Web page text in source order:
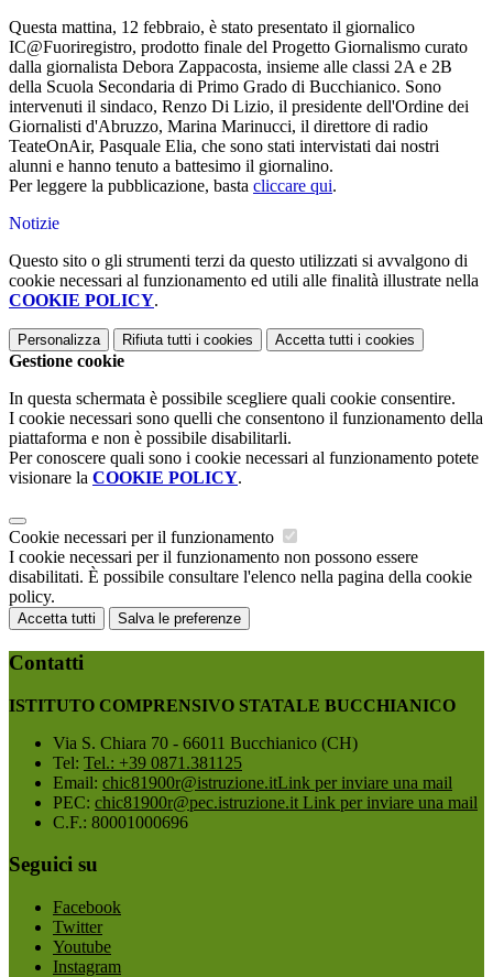
Questa mattina, 12 febbraio, è stato presentato il giornalico
IC@Fuoriregistro, prodotto finale del Progetto Giornalismo curato
dalla giornalista Debora Zappacosta, insieme alle classi 2A e 2B
della Scuola Secondaria di Primo Grado di Bucchianico. Sono
intervenuti il sindaco, Renzo Di Lizio, il presidente dell'Ordine dei
Giornalisti d'Abruzzo, Marina Marinucci, il direttore di radio
TeateOnAir, Pasquale Elia, che sono stati intervistati dai nostri
alunni e hanno tenuto a battesimo il giornalino.
Per leggere la pubblicazione, basta cliccare qui.
Notizie
Questo sito o gli strumenti terzi da questo utilizzati si avvalgono di
cookie necessari al funzionamento ed utili alle finalità illustrate nella
COOKIE POLICY.
Personalizza Rifiuta tutti i cookies Accetta tutti i cookies
Gestione cookie
In questa schermata è possibile scegliere quali cookie consentire.
I cookie necessari sono quelli che consentono il funzionamento della
piattaforma e non è possibile disabilitarli.
Per conoscere quali sono i cookie necessari al funzionamento potete
visionare la COOKIE POLICY.
Cookie necessari per il funzionamento
I cookie necessari per il funzionamento non possono essere
disabilitati. È possibile consultare l'elenco nella pagina della cookie
policy.
Accetta tutti Salva le preferenze
Contatti
ISTITUTO COMPRENSIVO STATALE BUCCHIANICO
Via S. Chiara 70 - 66011 Bucchianico (CH)
Tel: Tel.: +39 0871.381125
Email: chic81900r@istruzione.itLink per inviare una mail
PEC: chic81900r@pec.istruzione.it Link per inviare una mail
C.F.: 80001000696
Seguici su
Facebook
Twitter
Youtube
Instagram